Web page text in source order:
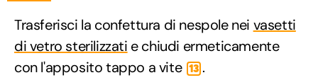
Trasferisci la confettura di nespole nei vasetti
di vetro sterilizzati e chiudi ermeticamente
con l'apposito tappo a vite 13 .